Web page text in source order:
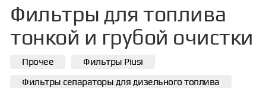
Фильтры для топлива
тонкой и грубой очистки
Прочее
Фильтры Piusi
Фильтры сепараторы для дизельного топлива